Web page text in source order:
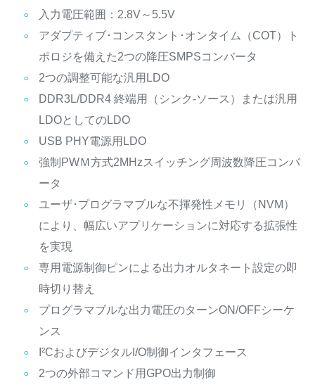
入力電圧範囲：2.8V～5.5V
アダプティブ･コンスタント･オンタイム（COT）ト
ポロジを備えた2つの降圧SMPSコンバータ
2つの調整可能な汎用LDO
DDR3L/DDR4 終端用（シンク-ソース）または汎用
LDOとしてのLDO
USB PHY電源用LDO
強制PWＭ方式2MHzスイッチング周波数降圧コンバ
ータ
ユーザ･プログラマブルな不揮発性メモリ（NVM）
により、幅広いアプリケーションに対応する拡張性
を実現
専用電源制御ピンによる出力オルタネート設定の即
時切り替え
プログラマブルな出力電圧のターンON/OFFシーケ
ンス
I²CおよびデジタルI/O制御インタフェース
2つの外部コマンド用GPO出力制御